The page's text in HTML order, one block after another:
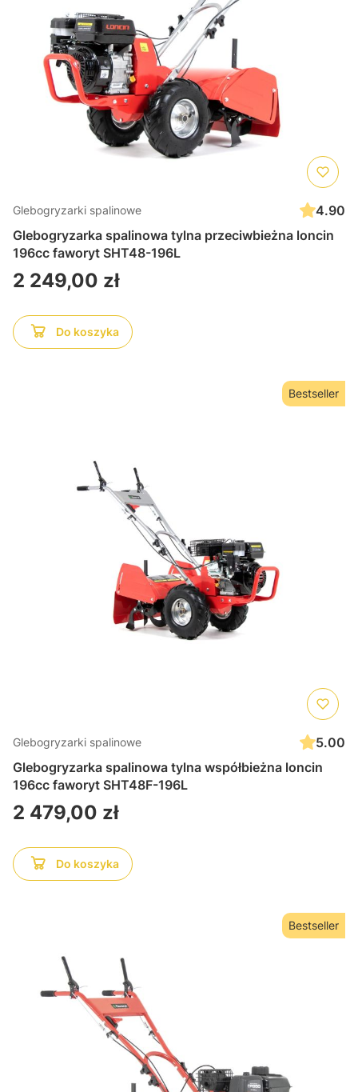
Glebogryzarki spalinowe
4.90
Glebogryzarka spalinowa tylna przeciwbieżna loncin
196cc faworyt SHT48-196L
Cena
2 249,00 zł
Do koszyka
Bestseller
Glebogryzarki spalinowe
5.00
Glebogryzarka spalinowa tylna współbieżna loncin
196cc faworyt SHT48F-196L
Cena
2 479,00 zł
Do koszyka
Bestseller